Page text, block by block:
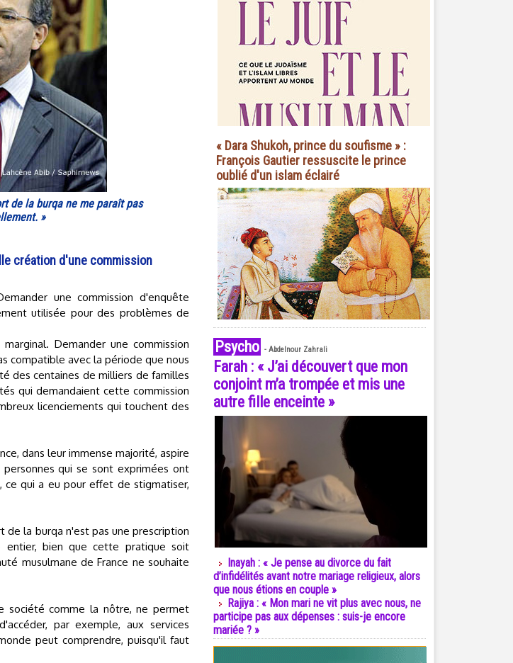
de la burqa ne me paraît pas
»
création d'une commission
une commission d'enquête
utilisée pour des problèmes de
Demander une commission
compatible avec la période que nous
des centaines de milliers de familles
qui demandaient cette commission
licenciements qui touchent des
dans leur immense majorité, aspire
qui se sont exprimées ont
qui a eu pour effet de stigmatiser,
de la burqa n'est pas une prescription
entier, bien que cette pratique soit
musulmane de France ne souhaite
société comme la nôtre, ne permet
par exemple, aux services
peut comprendre, puisqu'il faut
« Dara Shukoh, prince du soufisme » :
François Gautier ressuscite le prince
oublié d'un islam éclairé
Psycho - Abdelnour Zahrali
Farah : « J’ai découvert que mon
conjoint m’a trompée et mis une
autre fille enceinte »
Inayah : « Je pense au divorce du fait
d’infidélités avant notre mariage religieux, alors
que nous étions en couple »
Rajiya : « Mon mari ne vit plus avec nous, ne
participe pas aux dépenses : suis-je encore
mariée ? »